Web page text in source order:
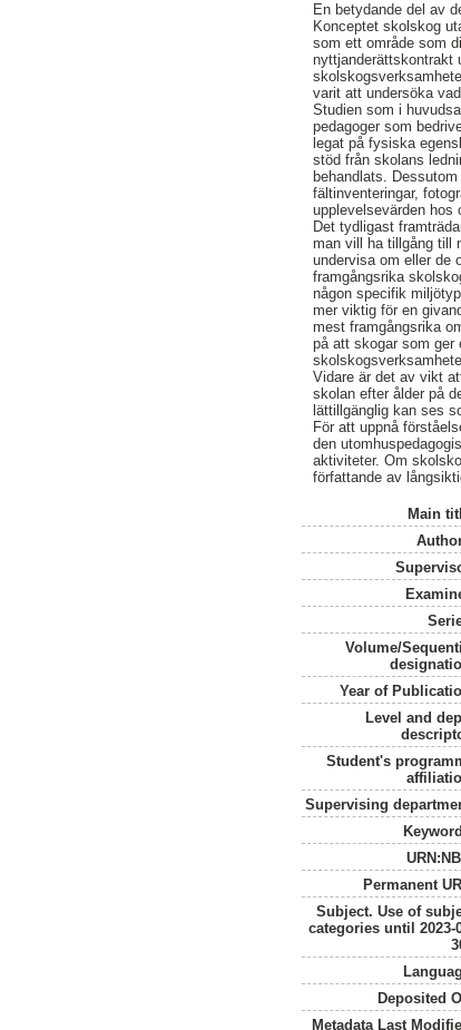
En betydande del av
Konceptet skolskog
som ett område som
nyttjanderättskontrakt
varit att undersöka
Studien som i
pedagoger som
legat på fysiska
stöd från skolans
behandlats.
fältinventeringar,
upplevelsevärden hos
Det tydligast
man vill ha tillgång till
undervisa om eller de
framgångsrika
någon specifik
mer viktig för en
mest framgångsrika
på att skogar som ger
Vidare är det av vikt
skolan efter ålder på
lättillgänglig kan ses
För att uppnå
den
aktiviteter. Om
författande av
Main
Volume/
Year of
Level and
Student's
Supervising
Permanent
Subject. Use of
categories until 2023-
Deposited
Metadata Last